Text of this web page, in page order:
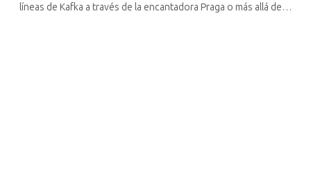
líneas de Kafka a través de la encantadora Praga o más allá de